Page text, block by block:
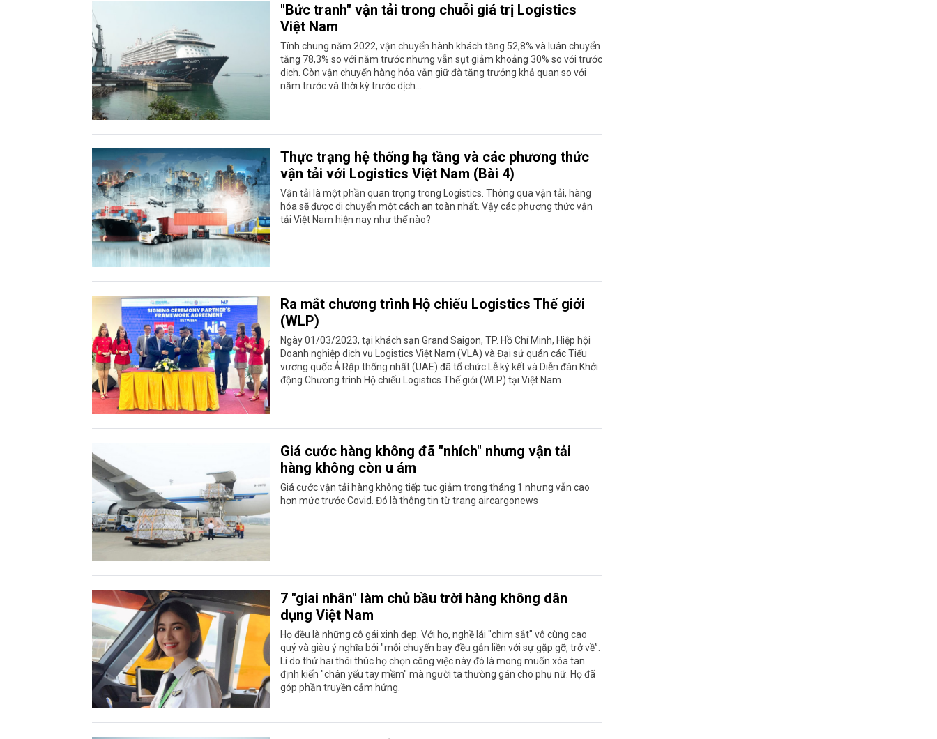
"Bức tranh" vận tải trong chuỗi giá trị Logistics
Việt Nam
Tính chung năm 2022, vận chuyển hành khách tăng 52,8% và luân chuyển
tăng 78,3% so với năm trước nhưng vẫn sụt giảm khoảng 30% so với trước
dịch. Còn vận chuyển hàng hóa vẫn giữ đà tăng trưởng khả quan so với
năm trước và thời kỳ trước dịch...
Thực trạng hệ thống hạ tầng và các phương thức
vận tải với Logistics Việt Nam (Bài 4)
Vận tải là một phần quan trọng trong Logistics. Thông qua vận tải, hàng
hóa sẽ được di chuyển một cách an toàn nhất. Vậy các phương thức vận
tải Việt Nam hiện nay như thế nào?
Ra mắt chương trình Hộ chiếu Logistics Thế giới
(WLP)
Ngày 01/03/2023, tại khách sạn Grand Saigon, TP. Hồ Chí Minh, Hiệp hội
Doanh nghiệp dịch vụ Logistics Việt Nam (VLA) và Đại sứ quán các Tiểu
vương quốc Ả Rập thống nhất (UAE) đã tổ chức Lễ ký kết và Diễn đàn Khởi
động Chương trình Hộ chiếu Logistics Thế giới (WLP) tại Việt Nam.
Giá cước hàng không đã "nhích" nhưng vận tải
hàng không còn u ám
Giá cước vận tải hàng không tiếp tục giảm trong tháng 1 nhưng vẫn cao
hơn mức trước Covid. Đó là thông tin từ trang aircargonews
7 "giai nhân" làm chủ bầu trời hàng không dân
dụng Việt Nam
Họ đều là những cô gái xinh đẹp. Với họ, nghề lái "chim sắt" vô cùng cao
quý và giàu ý nghĩa bởi "mỗi chuyến bay đều gắn liền với sự gặp gỡ, trở về”.
Lí do thứ hai thôi thúc họ chọn công việc này đó là mong muốn xóa tan
định kiến "chân yếu tay mềm" mà người ta thường gán cho phụ nữ. Họ đã
góp phần truyền cảm hứng.